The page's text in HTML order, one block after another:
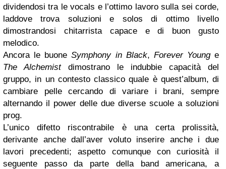
dividendosi tra le vocals e l’ottimo lavoro sulla sei corde,
laddove trova soluzioni e solos di ottimo livello
dimostrandosi chitarrista capace e di buon gusto
melodico.
Ancora le buoneSymphony in Black, Forever Younge
The Alchemistdimostrano le indubbie capacità del
gruppo, in un contesto classico quale è quest’album, di
cambiare pelle cercando di variare i brani, sempre
alternando il power delle due diverse scuole a soluzioni
prog.
L’unico difetto riscontrabile è una certa prolissità,
derivante anche dall’aver voluto inserire anche i due
lavori precedenti; aspetto comunque con curiosità il
seguente passo da parte della band americana, a